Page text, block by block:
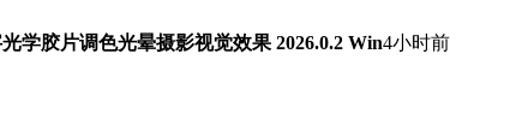
学胶片调色光晕摄影视觉效果 2026.0.2 Win4小时前